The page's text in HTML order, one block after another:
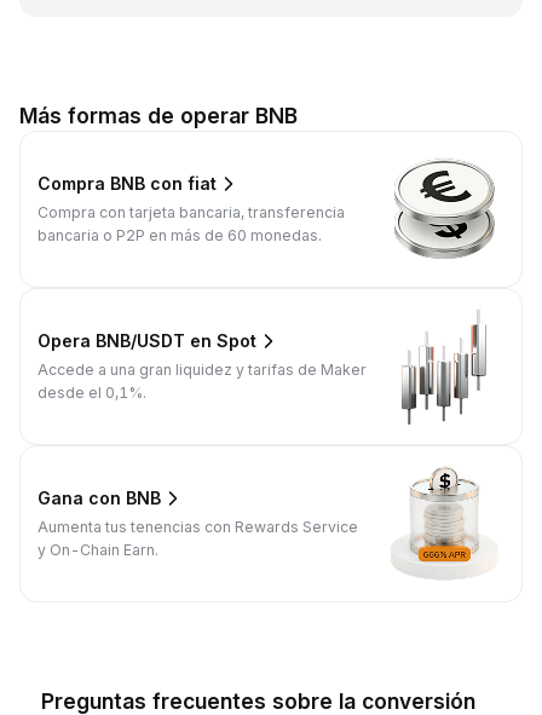
Más formas de operar BNB
Compra BNB con fiat
Compra con tarjeta bancaria, transferencia
bancaria o P2P en más de 60 monedas.
Opera BNB/USDT en Spot
Accede a una gran liquidez y tarifas de Maker
desde el 0,1%.
Gana con BNB
Aumenta tus tenencias con Rewards Service
y On-Chain Earn.
Preguntas frecuentes sobre la conversión